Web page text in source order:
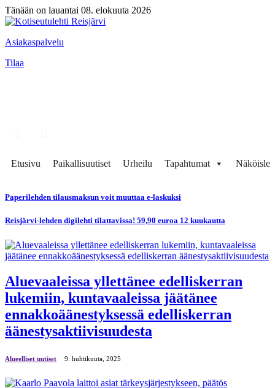
Tänään on lauantai 08. elokuuta 2026
Asiakaspalvelu
Tilaa
Etusivu Paikallisuutiset Urheilu Tapahtumat
Paperilehden tilausmaksun voit muuttaa e-laskuksi
Reisjärvi-lehden digilehti tilattavissa! 59,90 euroa 12 kuukautta
Aluevaaleissa yllettänee edelliskerran
lukemiin, kuntavaaleissa jäätänee
ennakkoäänestyksessä edelliskerran
äänestysaktiivisuudesta
Alueelliset uutiset 9. huhtikuuta, 2025